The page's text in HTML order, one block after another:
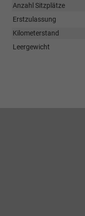
Anzahl Sitzplätze
Erstzulassung
Kilometerstand
Leergewicht